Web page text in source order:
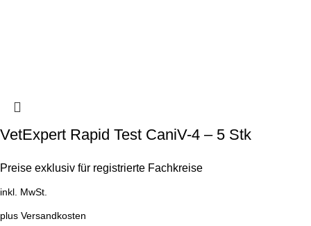
VetExpert Rapid Test CaniV-4 – 5 Stk
Preise exklusiv für registrierte Fachkreise
inkl. MwSt.
plus Versandkosten